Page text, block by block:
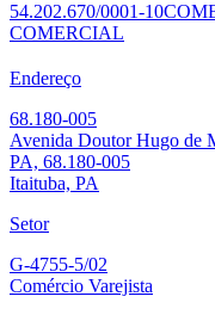
54.202.670/0001-10
COMERCIAL
Endereço
68.180-005
Avenida Doutor Hugo de
PA, 68.180-005
Itaituba, PA
Setor
G-4755-5/02
Comércio Varejista